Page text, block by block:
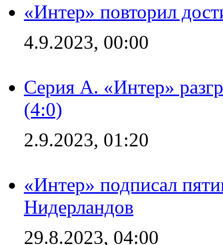
«Интер» повторил
4.9.2023, 00:00
Серия А. «Интер»
(4:0)
2.9.2023, 01:20
«Интер» подписал
Нидерландов
29.8.2023, 04:00